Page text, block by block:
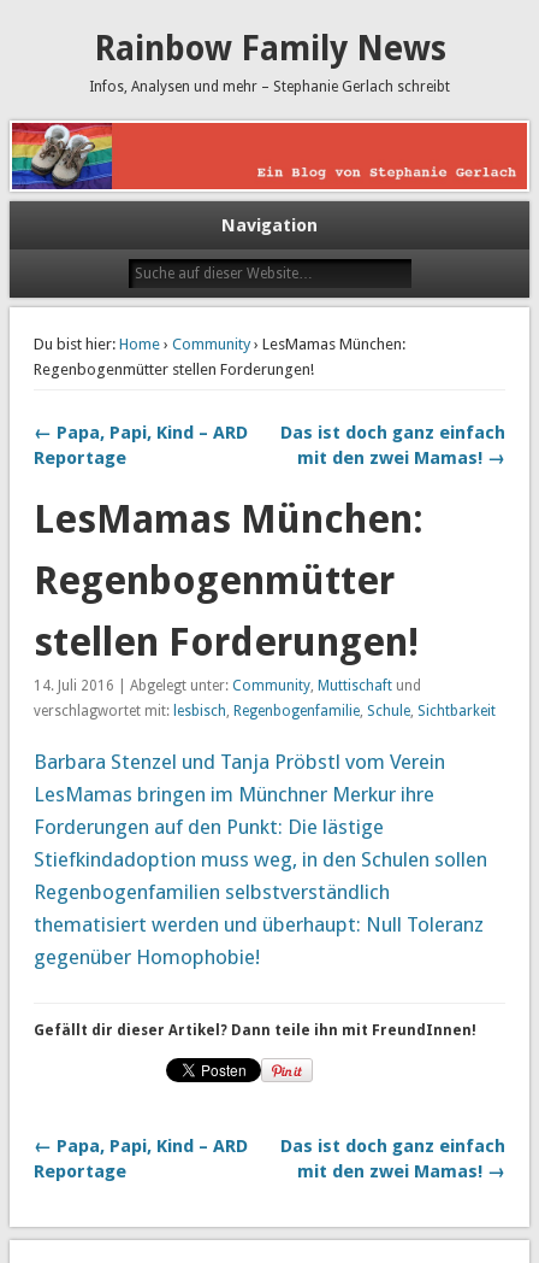
Rainbow Family News
Infos, Analysen und mehr – Stephanie Gerlach schreibt
Navigation
Du bist hier: Home› Community› LesMamas München:
Regenbogenmütter stellen Forderungen!
← Papa, Papi, Kind – ARD
Reportage
Das ist doch ganz einfach
mit den zwei Mamas! →
LesMamas München:
Regenbogenmütter
stellen Forderungen!
14. Juli 2016 | Abgelegt unter: Community, Muttischaftund
verschlagwortet mit: lesbisch Regenbogenfamilie, Schule, Sichtbarkeit
Barbara Stenzel und Tanja Pröbstl vom Verein
LesMamas bringen im Münchner Merkur ihre
Forderungen auf den Punkt: Die lästige
Stiefkindadoption muss weg, in den Schulen sollen
Regenbogenfamilien selbstverständlich
thematisiert werden und überhaupt: Null Toleranz
gegenüber Homophobie!
Gefällt dir dieser Artikel? Dann teile ihn mit FreundInnen!
← Papa, Papi, Kind – ARD
Reportage
Das ist doch ganz einfach
mit den zwei Mamas! →